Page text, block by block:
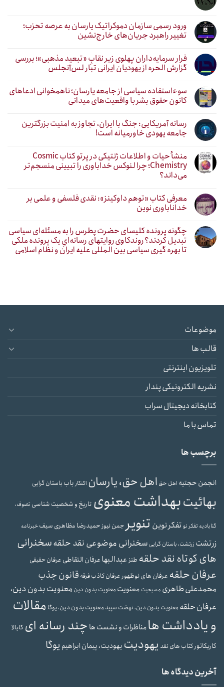
ورود رسمی سازمان دموکراتیک یارسان به عرصه تحزب؛
تغییر راهبرد جریان‌های خارج‌نشین
فرار سرمایه‌داران پهلوی زیر نقابِ «تبعید مذهبی»؛ بررسی
گزارش الحره از یهودیان ایرانی تبار لس‌آنجلس
سوءاستفاده سیاسی از جامعه یارسان؛ ناهمخوانی ادعاهای
کانون حقوق بشر با واقعیت‌های میدانی
رسانه آمریکایی: جنگ با ایران، تجاوز به امنیت بزرگترین
جامعه یهودی خاورمیانه است!
منشأ حیات و اطلاعات ژنتیکی در پرتو کتاب Cosmic
Chemistry؛ چرا لنوکس خداباوری را تبیینی منسجم‌تر
می‌داند؟
معرفی کتاب «توهم داوکینز»: نقدی فلسفی و علمی بر
خداناباوری نوین
چگونه پرونده کلیسای حضرت پطرس را به مسئله‌ای سیاسی
تبدیل کردند؟ روندکاوی روایتهای رسانه‌ایِ یک پرونده ملکی
تا بهره گیری سیاسی بین المللی علیه ایران و نظام اسلامی
موضوعات
قالب ها
تلویزیون اینترنتی
نشریه الکترونیکی پندار
کتابخانه دیجیتال سراب
تماس با ما
برچسب ها
انجمن حجتیه اهل حق اهل حق، یارسان اکنکارباب باستان گرایی
بهائیتبهداشت معنوی تاریخ و شخصیت شناسی تصوف،
گنابادیه تفکر نوتفکر نوین تنویرجمن نیوزحمیدرضا مظاهری سیفخبرنامه
زرتشت زرتشت، باستان گرایی سخنرانی موضوعی نقد حلقهسخنرانی
های کوتاه نقد حلقه طنزعبدالبهاعرفان التقاطی عرفان حقیقی
عرفان حلقه عرفان های نوظهورعرفان کاذبفرقه قانون جذب
محمدعلی طاهری مسیحیت معنویت معنویت بدون دین معنویت بدون دین،
عرفان حلقه معنویت بدون دین، نهضت سپیدمعنویت بدون دین، یوگا مقالات
و یادداشت هامناظرات و نشست ها چند رسانه ای کابالا
کاریکاتورکتاب های نقد یهودیت یهودیت، پیمان ابراهیم یوگا
آخرین دیدگاه ها